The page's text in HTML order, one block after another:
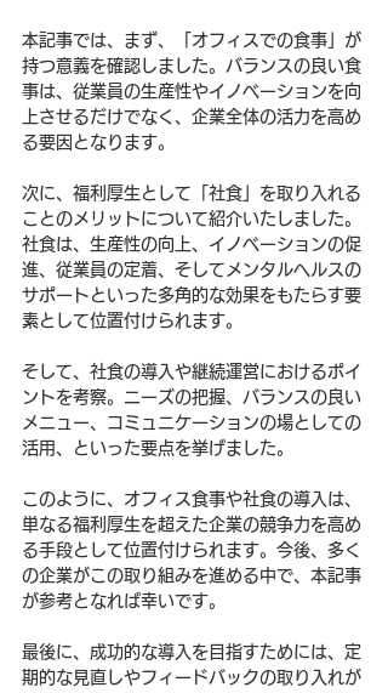
本記事では、まず、「オフィスでの食事」が
持つ意義を確認しました。バランスの良い食
事は、従業員の生産性やイノベーションを向
上させるだけでなく、企業全体の活力を高め
る要因となります。
次に、福利厚生として「社食」を取り入れる
ことのメリットについて紹介いたしました。
社食は、生産性の向上、イノベーションの促
進、従業員の定着、そしてメンタルヘルスの
サポートといった多角的な効果をもたらす要
素として位置付けられます。
そして、社食の導入や継続運営におけるポイ
ントを考察。ニーズの把握、バランスの良い
メニュー、コミュニケーションの場としての
活用、といった要点を挙げました。
このように、オフィス食事や社食の導入は、
単なる福利厚生を超えた企業の競争力を高め
る手段として位置付けられます。今後、多く
の企業がこの取り組みを進める中で、本記事
が参考となれば幸いです。
最後に、成功的な導入を目指すためには、定
期的な見直しやフィードバックの取り入れが